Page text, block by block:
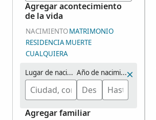
Agregar acontecimiento
de la vida
NACIMIENTOMATRIMONIO
RESIDENCIAMUERTE
CUALQUIERA
Lugar de nacimiento Año de nacimiento (rango)
Agregar familiar